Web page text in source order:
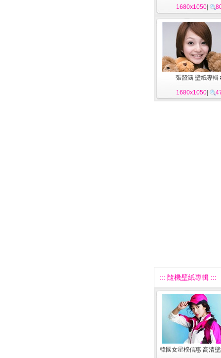
1680x1050
張韶涵 壁紙專輯
1680x1050
::: 隨機壁紙專輯 :::
韓國女星樸信惠 高清